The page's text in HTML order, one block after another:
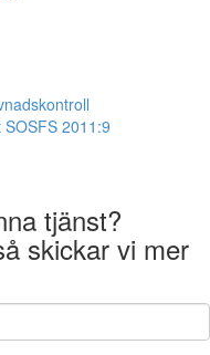
2011:9
tjänst?
skickar vi mer